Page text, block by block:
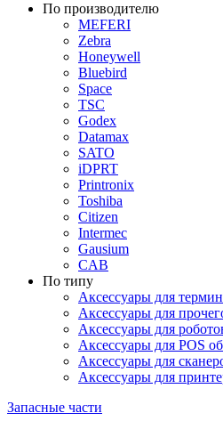
По производителю
MEFERI
Zebra
Honeywell
Bluebird
Space
TSC
Godex
Datamax
SATO
iDPRT
Printronix
Toshiba
Citizen
Intermec
Gausium
CAB
По типу
Аксессуары для
Аксессуары для
Аксессуары для
Аксессуары для POS
Аксессуары для
Аксессуары для
Запасные части